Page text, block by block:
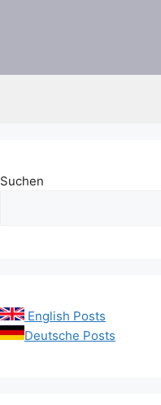
Suchen
English Posts
Deutsche Posts